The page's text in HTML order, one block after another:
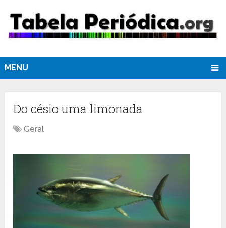
MENU
Do césio uma limonada
Geral